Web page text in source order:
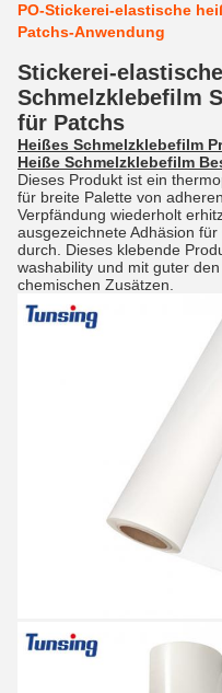
PO-Stickerei-elastische
Patchs-Anwendung
Stickerei-
Schmelzklebefilm
für Patchs
Heißes Schmelzklebefilm
Heiße Schmelzklebefilm
Dieses Produkt ist ein
für breite Palette von
Verpfändung wiederholt
ausgezeichnete Adhäsion
durch. Dieses klebende
washability und mit guter
chemischen Zusätzen.